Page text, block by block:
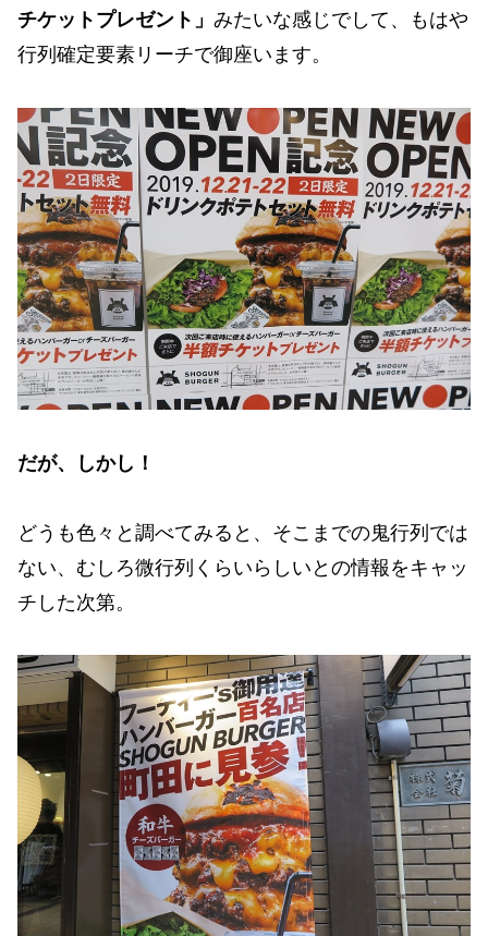
チケットプレゼント」 みたいな感じでして、もはや
行列確定要素リーチで御座います。
だが、しかし！
どうも色々と調べてみると、そこまでの鬼行列では
ない、むしろ微行列くらいらしいとの情報をキャッ
チした次第。